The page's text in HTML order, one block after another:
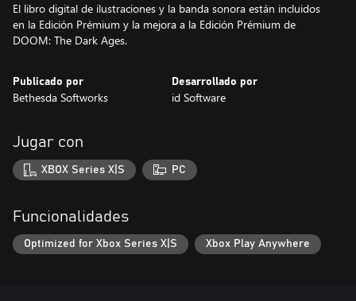
El libro digital de ilustraciones y la banda sonora están incluidos
en la Edición Prémium y la mejora a la Edición Prémium de
DOOM: The Dark Ages.
Publicado por
Bethesda Softworks
Desarrollado por
id Software
Jugar con
XBOX Series X|S PC
Funcionalidades
Optimized for Xbox Series X|S Xbox Play Anywhere